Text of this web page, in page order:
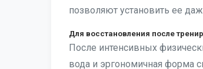
позволяют установить ее
Для восстановления после
После интенсивных
вода и эргономичная форма